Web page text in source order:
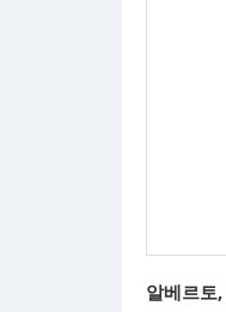
알베르토